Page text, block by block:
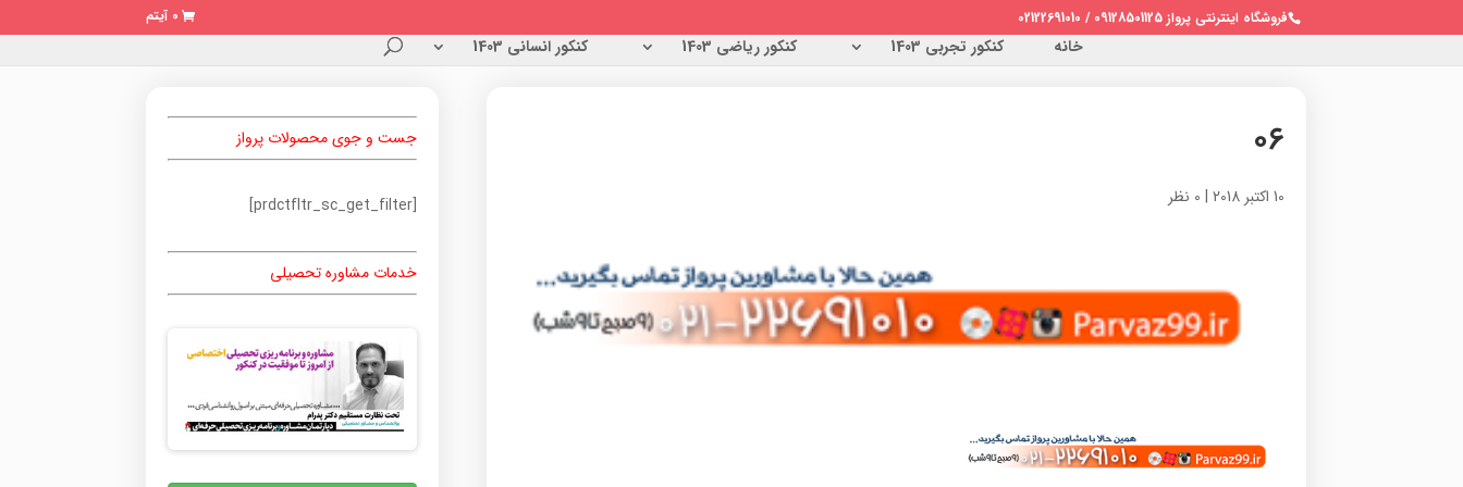
فروشگاه اینترنتی پرواز 09128501125 / 02122691010 0 آیتم
خانه کنکور تجربی 1403 کنکور ریاضی 1403 کنکور انسانی 1403
۰۶
10 اکتبر 2018 | 0 نظر
جست و جوی محصولات پرواز
[prdctfltr_sc_get_filter]
خدمات مشاوره تحصیلی